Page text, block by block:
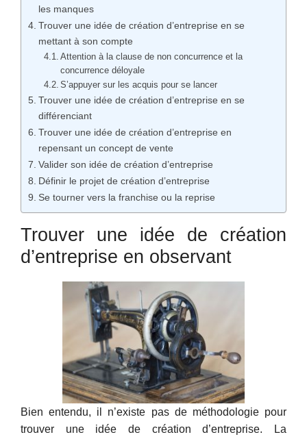
les manques
Trouver une idée de création d’entreprise en se
mettant à son compte
Attention à la clause de non concurrence et la
concurrence déloyale
S’appuyer sur les acquis pour se lancer
Trouver une idée de création d’entreprise en se
différenciant
Trouver une idée de création d’entreprise en
repensant un concept de vente
Valider son idée de création d’entreprise
Définir le projet de création d’entreprise
Se tourner vers la franchise ou la reprise
Trouver une idée de création
d’entreprise en observant
Bien entendu, il n’existe pas de méthodologie pour
trouver une idée de création d’entreprise. La